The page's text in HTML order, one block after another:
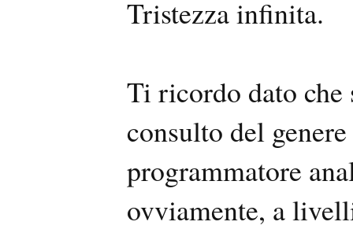
Tristezza infinita.
Ti ricordo dato che
consulto del
programmatore
ovviamente, a